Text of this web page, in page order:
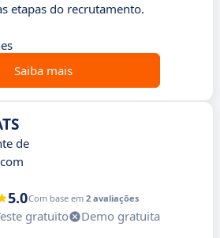
etapas do recrutamento.
Saiba mais
de
5.0Com base em 2 avaliações
gratuito
Demo gratuita